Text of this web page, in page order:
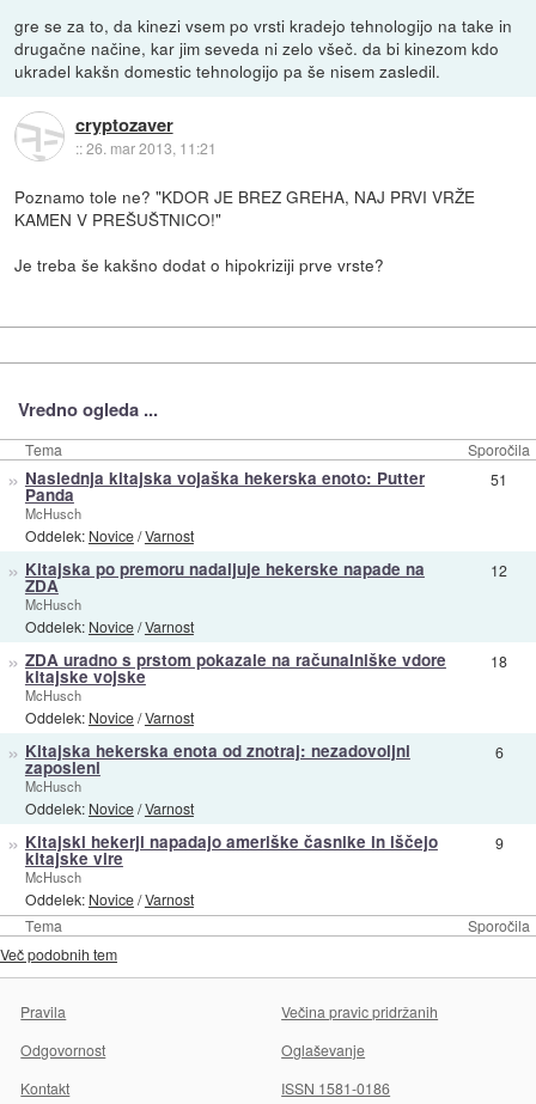
gre se za to, da kinezi vsem po vrsti kradejo tehnologijo na take in
drugačne načine, kar jim seveda ni zelo všeč. da bi kinezom kdo
ukradel kakšn domestic tehnologijo pa še nisem zasledil.
cryptozaver
::26. mar 2013, 11:21
Poznamo tole ne? "KDOR JE BREZ GREHA, NAJ PRVI VRŽE
KAMEN V PREŠUŠTNICO!"
Je treba še kakšno dodat o hipokriziji prve vrste?
Vredno ogleda ...
Tema Sporočila
Tema Sporočila
» Naslednja kitajska vojaška hekerska enoto: Putter
Panda
McHusch
Oddelek: Novice/Varnost
51
» Kitajska po premoru nadaljuje hekerske napade na
ZDA
McHusch
Oddelek: Novice/Varnost
12
» ZDA uradno s prstom pokazale na računalniške vdore
kitajske vojske
McHusch
Oddelek: Novice/Varnost
18
» Kitajska hekerska enota od znotraj: nezadovoljni
zaposleni
McHusch
Oddelek: Novice/Varnost
6
» Kitajski hekerji napadajo ameriške časnike in iščejo
kitajske vire
McHusch
Oddelek: Novice/Varnost
9
Več podobnih tem
Pravila
Večina pravic pridržanih
Odgovornost
Oglaševanje
Kontakt
ISSN 1581-0186